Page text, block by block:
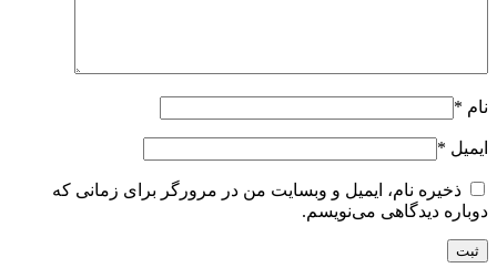
نام *
ایمیل *
ذخیره نام، ایمیل و وبسایت من در مرورگر برای زمانی که
دوباره دیدگاهی می‌نویسم.